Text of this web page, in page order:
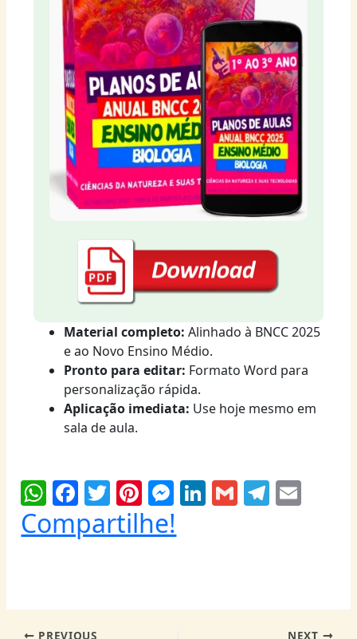
Material completo: Alinhado à BNCC 2025
e ao Novo Ensino Médio.
Pronto para editar: Formato Word para
personalização rápida.
Aplicação imediata: Use hoje mesmo em
sala de aula.
W
h
at
p
F
a
c
o
T
w
itt
Pi
nt
er
M
ss
g
Li
n
G T
m
Compartilhe!
PREVIOUS NEXT